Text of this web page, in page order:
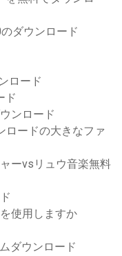
ダウンロード
ロード
ド
ンロード
ロードの大きなファ
ーvsリュウ音楽無料
使用しますか
ダウンロード